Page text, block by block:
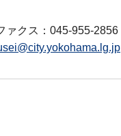
ァクス：045-955-2856